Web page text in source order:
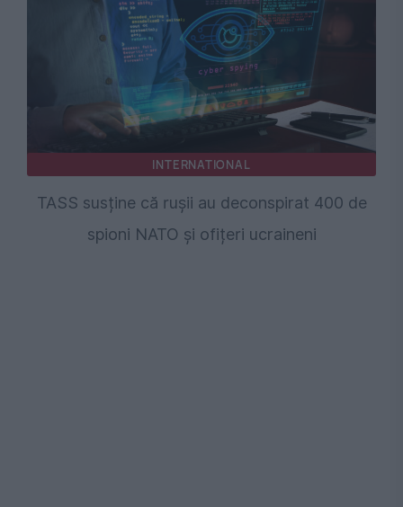
INTERNATIONAL
TASS susține că rușii au deconspirat 400 de
spioni NATO și ofițeri ucraineni